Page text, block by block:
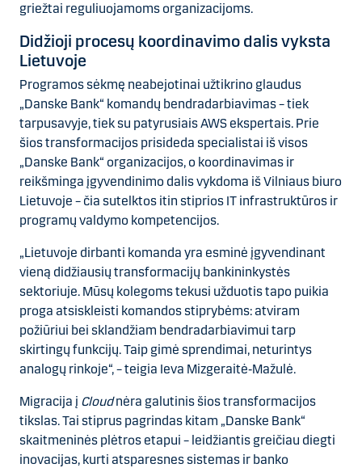
griežtai reguliuojamoms organizacijoms.
Didžioji procesų koordinavimo dalis vyksta
Lietuvoje
Programos sėkmę neabejotinai užtikrino glaudus
„Danske Bank“ komandų bendradarbiavimas – tiek
tarpusavyje, tiek su patyrusiais AWS ekspertais. Prie
šios transformacijos prisideda specialistai iš visos
„Danske Bank“ organizacijos, o koordinavimas ir
reikšminga įgyvendinimo dalis vykdoma iš Vilniaus biuro
Lietuvoje – čia sutelktos itin stiprios IT infrastruktūros ir
programų valdymo kompetencijos.
„Lietuvoje dirbanti komanda yra esminė įgyvendinant
vieną didžiausių transformacijų bankininkystės
sektoriuje. Mūsų kolegoms tekusi užduotis tapo puikia
proga atsiskleisti komandos stiprybėms: atviram
požiūriui bei sklandžiam bendradarbiavimui tarp
skirtingų funkcijų. Taip gimė sprendimai, neturintys
analogų rinkoje“, – teigia Ieva Mizgeraitė‑Mažulė.
Migracija į Cloudnėra galutinis šios transformacijos
tikslas. Tai stiprus pagrindas kitam „Danske Bank“
skaitmeninės plėtros etapui – leidžiantis greičiau diegti
inovacijas, kurti atsparesnes sistemas ir banko